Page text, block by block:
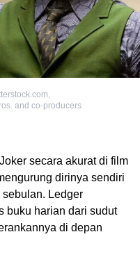
and co-producers
secara akurat di film
dirinya sendiri
Ledger
buku harian dari sudut
di depan